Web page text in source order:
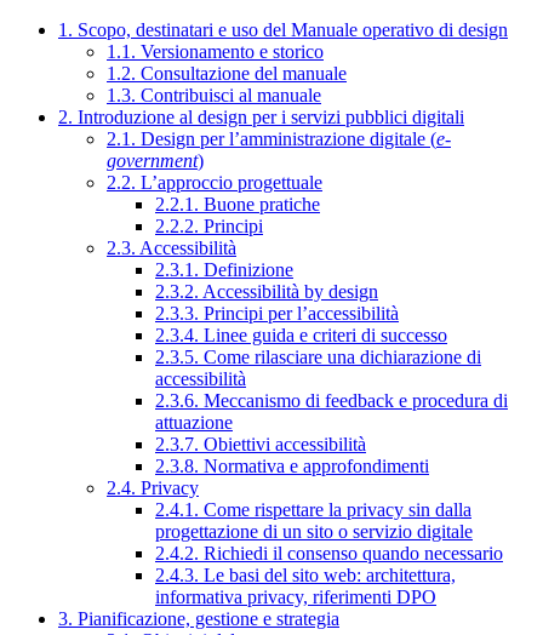
1. Scopo, destinatari e uso del Manuale operativo di design
1.1. Versionamento e storico
1.2. Consultazione del manuale
1.3. Contribuisci al manuale
2. Introduzione al design per i servizi pubblici digitali
2.1. Design per l’amministrazione digitale (e-
government)
2.2. L’approccio progettuale
2.2.1. Buone pratiche
2.2.2. Principi
2.3. Accessibilità
2.3.1. Definizione
2.3.2. Accessibilità by design
2.3.3. Principi per l’accessibilità
2.3.4. Linee guida e criteri di successo
2.3.5. Come rilasciare una dichiarazione di
accessibilità
2.3.6. Meccanismo di feedback e procedura di
attuazione
2.3.7. Obiettivi accessibilità
2.3.8. Normativa e approfondimenti
2.4. Privacy
2.4.1. Come rispettare la privacy sin dalla
progettazione di un sito o servizio digitale
2.4.2. Richiedi il consenso quando necessario
2.4.3. Le basi del sito web: architettura,
informativa privacy, riferimenti DPO
3. Pianificazione, gestione e strategia